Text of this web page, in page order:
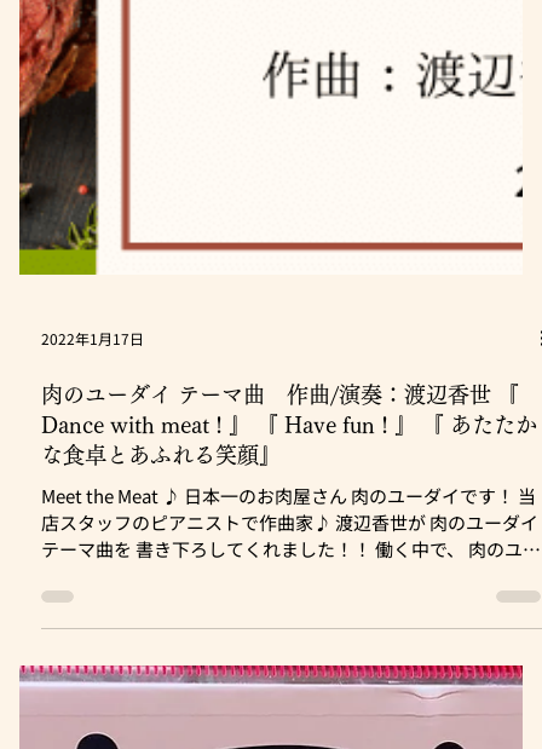
2022年2月19日
ひらつな祭 -2022年 - (平塚市)
Meet the Meat ♪ 日本一のお肉屋さん 肉のユーダイです！
《災害から命を守る》がテーマの防災イベント 『ひらつな
祭』が 開催されます！ ［開催日］ 2022.3.6(日) ［時間］
11:00〜15:30 ［場所］ 紅谷パールロード・まちかど広場周辺
[...